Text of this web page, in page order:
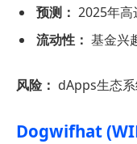
预测： 2025年高
流动性： 基金兴
风险： dApps生态系
Dogwifhat